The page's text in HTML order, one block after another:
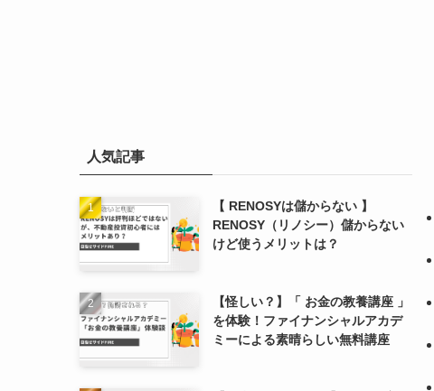
人気記事
【 RENOSYは儲からない 】
RENOSY（リノシー）儲からない
けど使うメリットは？
【怪しい？】「 お金の教養講座 」
を体験！ファイナンシャルアカデ
ミーによる素晴らしい無料講座